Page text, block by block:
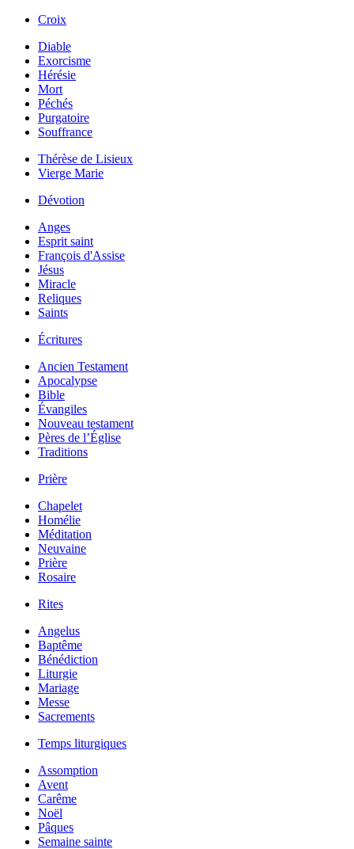
Croix
Diable
Exorcisme
Hérésie
Mort
Péchés
Purgatoire
Souffrance
Thérèse de Lisieux
Vierge Marie
Dévotion
Anges
Esprit saint
François d'Assise
Jésus
Miracle
Reliques
Saints
Écritures
Ancien Testament
Apocalypse
Bible
Évangiles
Nouveau testament
Pères de l’Église
Traditions
Prière
Chapelet
Homélie
Méditation
Neuvaine
Prière
Rosaire
Rites
Angelus
Baptême
Bénédiction
Liturgie
Mariage
Messe
Sacrements
Temps liturgiques
Assomption
Avent
Carême
Noël
Pâques
Semaine sainte